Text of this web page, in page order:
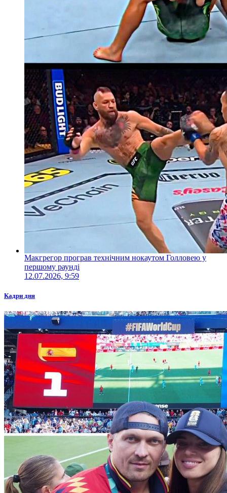
Макгрегор програв технічним нокаутом Голловею у
першому раунді
12.07.2026, 9:59
Кадри дня